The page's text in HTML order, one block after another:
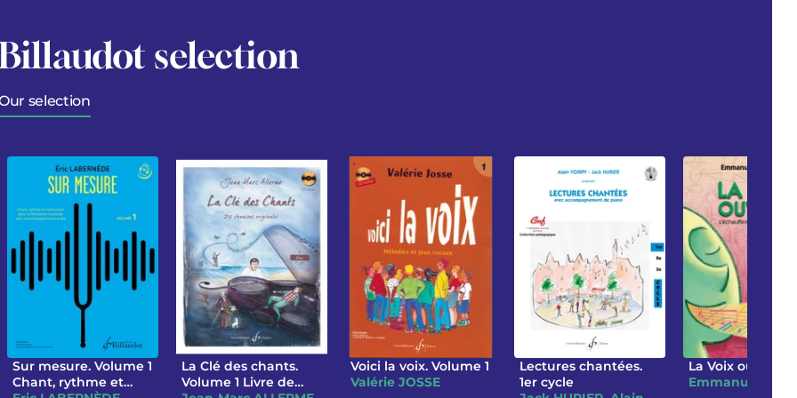
selection
selection
Sur mesure. Volume 1
Chant, rythme et
La Clé des chants.
Volume 1 Livre de
Voici la voix. Volume 1
Valérie JOSSE
Lectures chantées.
1er cycle
La Voix ouverte